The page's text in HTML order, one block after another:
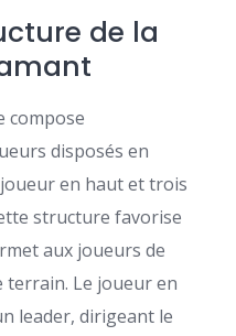
de la
compose
disposés en
en haut et trois
structure favorise
aux joueurs de
terrain. Le joueur en
leader, dirigeant le